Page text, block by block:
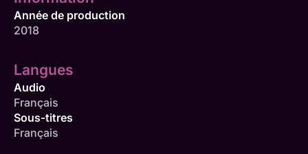
Année de production
2018
Langues
Audio
Français
Sous-titres
Français